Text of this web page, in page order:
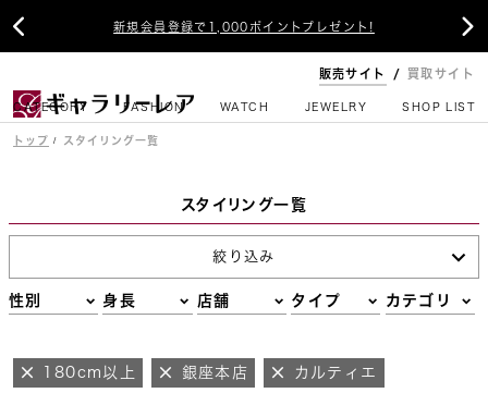
新規会員登録で1,000ポイントプレゼント!
 
販売サイト 買取サイト
CATEGORY FASHION WATCH JEWELRY SHOP LIST
トップ スタイリング一覧
スタイリング一覧
絞り込み
性別 身長 店舗 タイプ カテゴリ
180cm以上 銀座本店 カルティエ